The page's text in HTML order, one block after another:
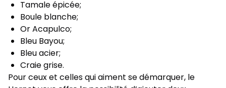
Tamale épicée;
Boule blanche;
Or Acapulco;
Bleu Bayou;
Bleu acier;
Craie grise.
Pour ceux et celles qui aiment se démarquer, le